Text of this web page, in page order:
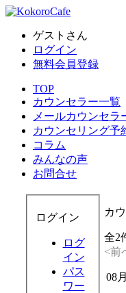
ゲストさん
ログイン
無料会員登録
TOP
カウンセラー一覧
メールカウンセラ
カウンセリング予
コラム
みんなの声
お問合せ
ログイン
ログ
イン
パス
ワー
カ
全2
<前
08